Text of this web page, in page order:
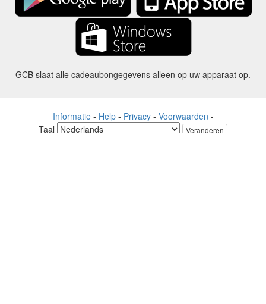
GCB slaat alle cadeaubongegevens alleen op uw apparaat op.
Informatie- Help- Privacy- Voorwaarden -
Taal
Veranderen